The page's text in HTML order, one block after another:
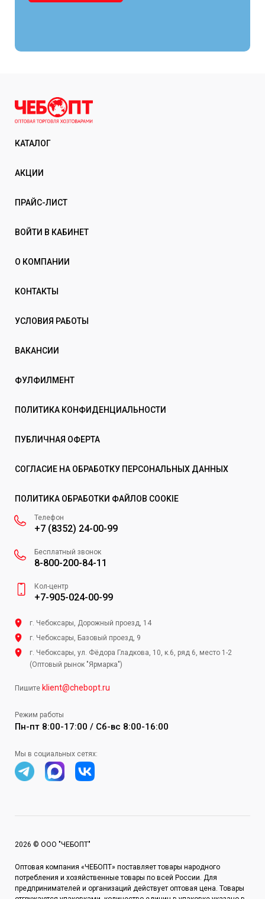
КАТАЛОГ
АКЦИИ
ПРАЙС-ЛИСТ
ВОЙТИ В КАБИНЕТ
О КОМПАНИИ
КОНТАКТЫ
УСЛОВИЯ РАБОТЫ
ВАКАНСИИ
ФУЛФИЛМЕНТ
ПОЛИТИКА КОНФИДЕНЦИАЛЬНОСТИ
ПУБЛИЧНАЯ ОФЕРТА
СОГЛАСИЕ НА ОБРАБОТКУ ПЕРСОНАЛЬНЫХ ДАННЫХ
ПОЛИТИКА ОБРАБОТКИ ФАЙЛОВ COOKIE
Телефон
+7 (8352) 24-00-99
Бесплатный звонок
8-800-200-84-11
Кол-центр
+7-905-024-00-99
г. Чебоксары, Дорожный проезд, 14
г. Чебоксары, Базовый проезд, 9
г. Чебоксары, ул. Фёдора Гладкова, 10, к.6, ряд 6, место 1-2
(Оптовый рынок "Ярмарка")
Пишите klient@chebopt.ru
Режим работы
Пн-пт 8:00-17:00 / Сб-вс 8:00-16:00
Мы в социальных сетях:
2026 © ООО "ЧЕБОПТ"
Оптовая компания «ЧЕБОПТ» поставляет товары народного
потребления и хозяйственные товары по всей России. Для
предпринимателей и организаций действует оптовая цена. Товары